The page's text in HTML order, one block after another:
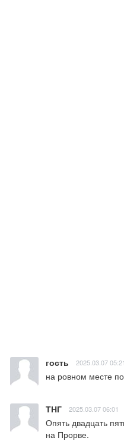
гость 2025.03.07 05:21
на ровном месте
ТНГ 2025.03.07 06:01
Опять двадцать
на Прорве.